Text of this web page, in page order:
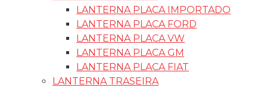
LANTERNA PLACA IMPORTADO
LANTERNA PLACA FORD
LANTERNA PLACA VW
LANTERNA PLACA GM
LANTERNA PLACA FIAT
LANTERNA TRASEIRA